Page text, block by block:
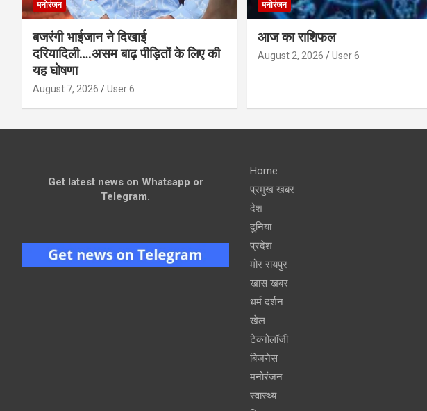
मनोरंजन
बजरंगी भाईजान ने दिखाई
दरियादिली….असम बाढ़ पीड़ितों के लिए की
यह घोषणा
August 7, 2026 User 6
मनोरंजन
आज का राशिफल
August 2, 2026 User 6
Get latest news on Whatsapp or
Telegram.
Home
प्रमुख खबर
देश
दुनिया
प्रदेश
मोर रायपुर
खास खबर
धर्म दर्शन
खेल
टेक्नोलॉजी
बिजनेस
मनोरंजन
स्वास्थ्य